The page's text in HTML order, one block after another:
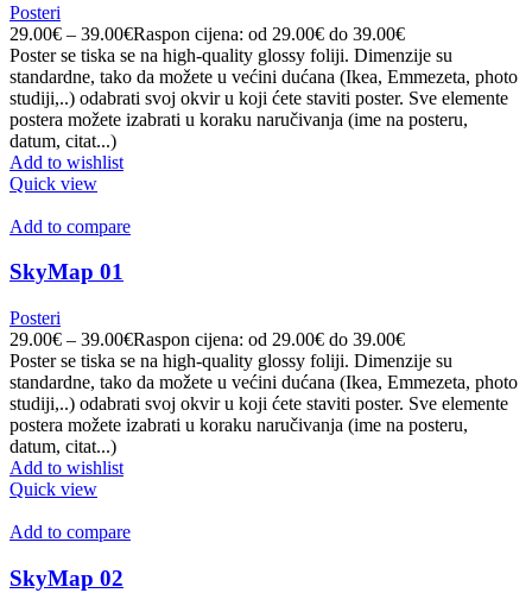
Posteri
29.00€ – 39.00€Raspon cijena: od 29.00€ do 39.00€
Poster se tiska se na high-quality glossy foliji. Dimenzije su
standardne, tako da možete u većini dućana (Ikea, Emmezeta, photo
studiji,..) odabrati svoj okvir u koji ćete staviti poster. Sve elemente
postera možete izabrati u koraku naručivanja (ime na posteru,
datum, citat...)
Add to wishlist
Quick view
Add to compare
SkyMap 01
Posteri
29.00€ – 39.00€Raspon cijena: od 29.00€ do 39.00€
Poster se tiska se na high-quality glossy foliji. Dimenzije su
standardne, tako da možete u većini dućana (Ikea, Emmezeta, photo
studiji,..) odabrati svoj okvir u koji ćete staviti poster. Sve elemente
postera možete izabrati u koraku naručivanja (ime na posteru,
datum, citat...)
Add to wishlist
Quick view
Add to compare
SkyMap 02